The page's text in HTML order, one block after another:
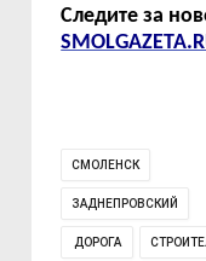
Следите за
СМОЛЕНСК
ЗАДНЕПРОВСКИЙ
ДОРОГА